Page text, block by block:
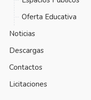
Oferta Educativa
Noticias
Descargas
Contactos
Licitaciones